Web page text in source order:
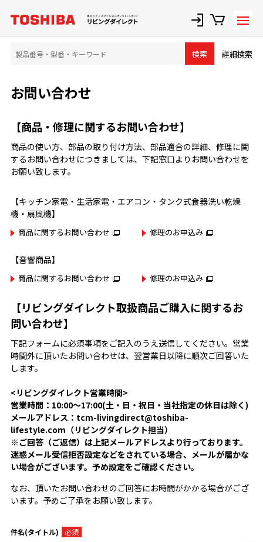
検索 詳細検索
お問い合わせ
【商品・修理に関するお問い合わせ】
商品の使い方、部品の取り付け方法、部品適合の詳細、修理に関
するお問い合わせにつきましては、下記窓口よりお問い合わせを
お願い致します。
【キッチン家電・生活家電・エアコン・タンク式食器洗い乾燥
機・扇風機】
商品に関するお問い合わせ 修理のお申込み
【音響商品】
商品に関するお問い合わせ 修理のお申込み
【リビングダイレクト取扱商品ご購入に関するお
問い合わせ】
下記フォームに必須事項をご記入のうえ送信してください。営業
時間外に頂いたお問い合わせは、翌営業日以降に順次ご回答いた
します。
<リビングダイレクト営業時間>
営業時間：10:00～17:00(土・日・祝日・当社指定の休日は除く)
メールアドレス：tcm-livingdirect@toshiba-
lifestyle.com（リビングダイレクト担当）
※ご回答（ご返信）は上記メールアドレスより行っております。
迷惑メール受信拒否設定などをされている場合、メールが届かな
い場合がございます。予め設定をご確認ください。
なお、頂いたお問い合わせのご回答にお時間がかかる場合がござ
います。予めご了承をお願い致します。
件名(タイトル)